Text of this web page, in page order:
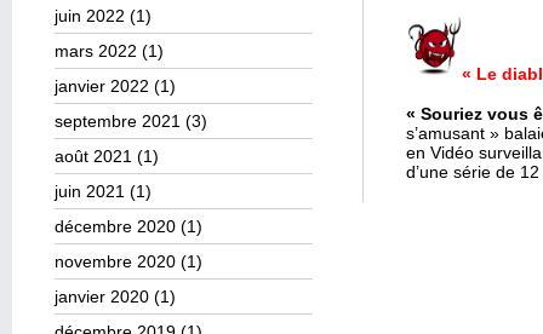
juin 2022 (1)
mars 2022 (1)
janvier 2022 (1)
septembre 2021 (3)
août 2021 (1)
juin 2021 (1)
décembre 2020 (1)
novembre 2020 (1)
janvier 2020 (1)
« Le
« Souriez vous
s’amusant »
en Vidéo
d’une série de